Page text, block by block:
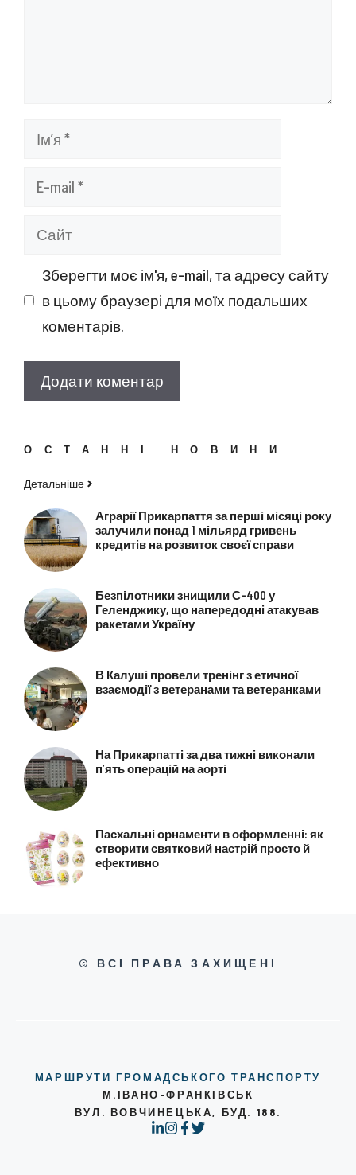
Ім’я
Сайт
Зберегти моє ім'я, e-mail, та адресу сайту
в цьому браузері для моїх подальших
коментарів.
ОСТАННІ НОВИНИ
Детальніше
Аграрії Прикарпаття за перші місяці року
залучили понад 1 мільярд гривень
кредитів на розвиток своєї справи
Безпілотники знищили С-400 у
Геленджику, що напередодні атакував
ракетами Україну
В Калуші провели тренінг з етичної
взаємодії з ветеранами та ветеранками
На Прикарпатті за два тижні виконали
п’ять операцій на аорті
Пасхальні орнаменти в оформленні: як
створити святковий настрій просто й
ефективно
© ВСІ ПРАВА ЗАХИЩЕНІ
МАРШРУТИ ГРОМАДСЬКОГО ТРАНСПОРТУ
М.ІВАНО-ФРАНКІВСЬК
ВУЛ. ВОВЧИНЕЦЬКА, БУД. 188.